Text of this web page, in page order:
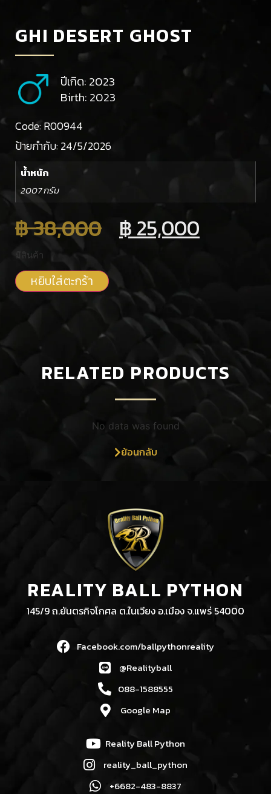
GHI DESERT GHOST
ปีเกิด: 2023
Birth: 2023
Code: R00944
ป้ายกำกับ:24/5/2026
น้ำหนัก
2007 กรัม
฿38,000 ฿25,000
มีสินค้า
หยิบใส่ตะกร้า
RELATED PRODUCTS
No data was found
ย้อนกลับ
REALITY BALL PYTHON
145/9 ถ.ยันตรกิจโกศล ต.ในเวียง อ.เมือง จ.แพร่ 54000
Facebook.com/ballpythonreality
@Realityball
088-1588555
Google Map
Reality Ball Python
reality_ball_python
+6682-483-8837